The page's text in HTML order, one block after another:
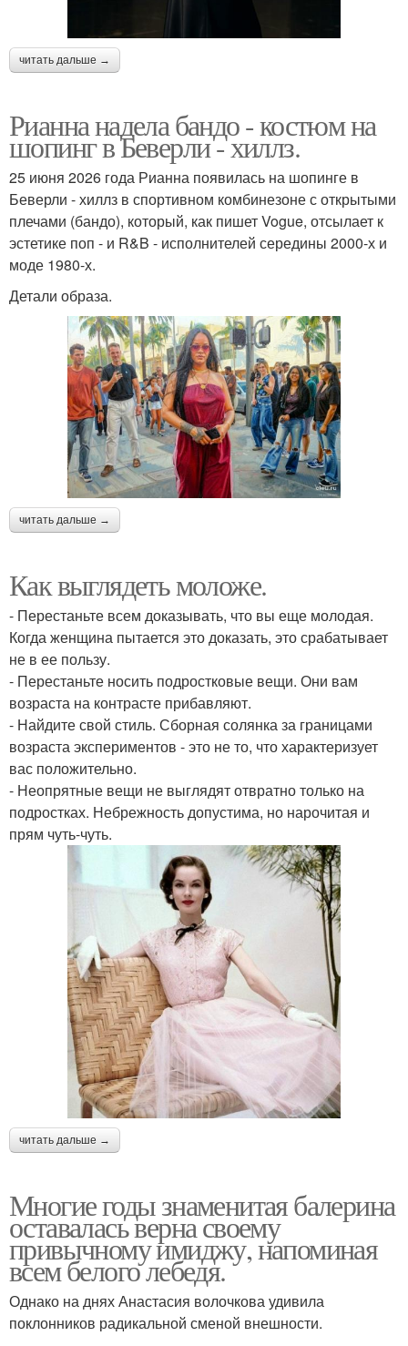
читать дальше →
Рианна надела бандо - костюм на
шопинг в Беверли - хиллз.
25 июня 2026 года Рианна появилась на шопинге в
Беверли - хиллз в спортивном комбинезоне с открытыми
плечами (бандо), который, как пишет Vogue, отсылает к
эстетике поп - и R&B - исполнителей середины 2000-х и
моде 1980-х.
Детали образа.
читать дальше →
Как выглядеть моложе.
- Перестаньте всем доказывать, что вы еще молодая.
Когда женщина пытается это доказать, это срабатывает
не в ее пользу.
- Перестаньте носить подростковые вещи. Они вам
возраста на контрасте прибавляют.
- Найдите свой стиль. Сборная солянка за границами
возраста экспериментов - это не то, что характеризует
вас положительно.
- Неопрятные вещи не выглядят отвратно только на
подростках. Небрежность допустима, но нарочитая и
прям чуть-чуть.
читать дальше →
Многие годы знаменитая балерина
оставалась верна своему
привычному имиджу, напоминая
всем белого лебедя.
Однако на днях Анастасия волочкова удивила
поклонников радикальной сменой внешности.